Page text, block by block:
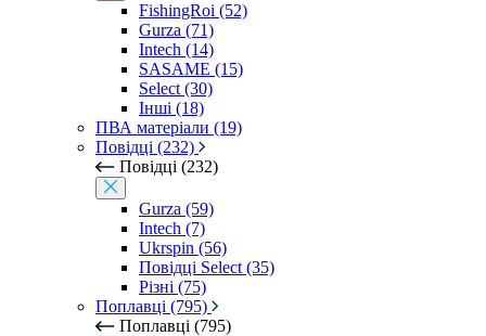
FishingRoi (52)
Gurza (71)
Intech (14)
SASAME (15)
Select (30)
Інші (18)
ПВА матеріали (19)
Повідці (232)
Повідці (232)
Gurza (59)
Intech (7)
Ukrspin (56)
Повідці Select (35)
Різні (75)
Поплавці (795)
Поплавці (795)